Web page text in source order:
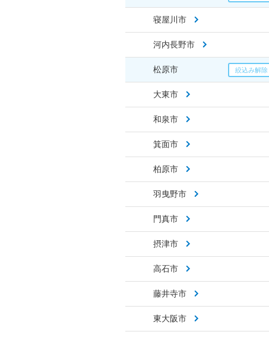
寝屋川市
河内長野市
松原市
大東市
和泉市
箕面市
柏原市
羽曳野市
門真市
摂津市
高石市
藤井寺市
東大阪市